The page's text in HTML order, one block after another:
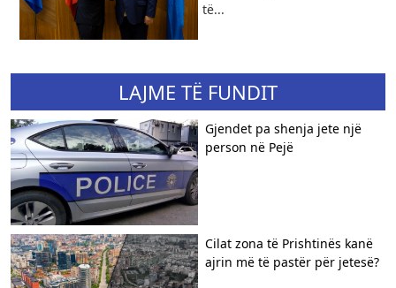
të...
LAJME TË FUNDIT
Gjendet pa shenja jete një
person në Pejë
Cilat zona të Prishtinës kanë
ajrin më të pastër për jetesë?